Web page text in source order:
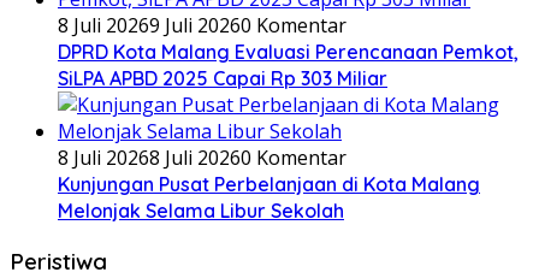
8 Juli 20269 Juli 20260 Komentar
DPRD Kota Malang Evaluasi Perencanaan Pemkot,
SiLPA APBD 2025 Capai Rp 303 Miliar
8 Juli 20268 Juli 20260 Komentar
Kunjungan Pusat Perbelanjaan di Kota Malang
Melonjak Selama Libur Sekolah
Peristiwa